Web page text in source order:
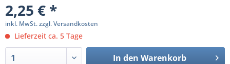
2,25 € *
inkl. MwSt.zzgl. Versandkosten
Lieferzeit ca. 5 Tage
In den Warenkorb